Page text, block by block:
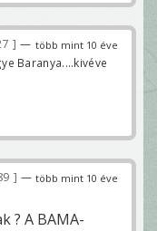
több mint 10 éve
—
Baranya....kivéve
több mint 10 éve
—
? A BAMA-